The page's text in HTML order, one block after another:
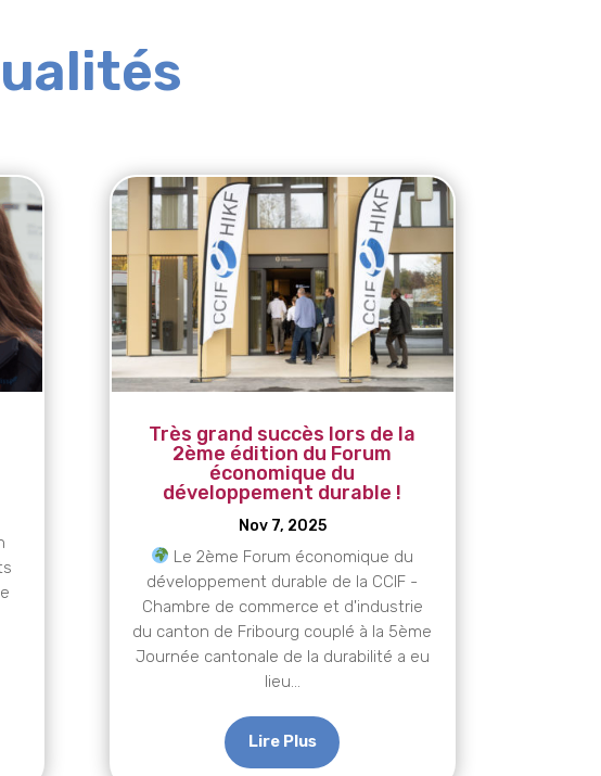
Très grand succès lors de la
2ème édition du Forum
économique du
développement durable !
Nov 7, 2025
Le 2ème Forum économique du
développement durable de la CCIF -
Chambre de commerce et d'industrie
du canton de Fribourg couplé à la 5ème
Journée cantonale de la durabilité a eu
lieu...
Lire Plus